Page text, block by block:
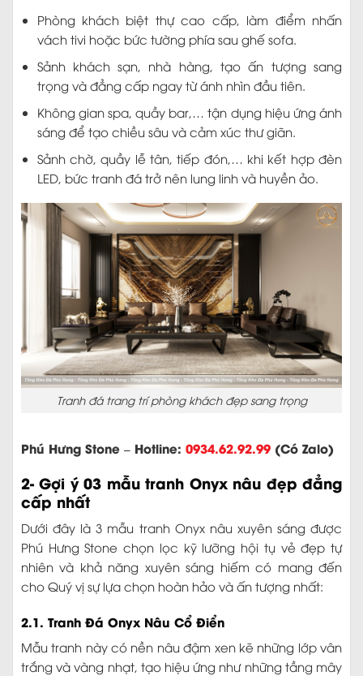
Phòng khách biệt thự cao cấp, làm điểm nhấn
vách tivi hoặc bức tường phía sau ghế sofa.
Sảnh khách sạn, nhà hàng, tạo ấn tượng sang
trọng và đẳng cấp ngay từ ánh nhìn đầu tiên.
Không gian spa, quầy bar,… tận dụng hiệu ứng ánh
sáng để tạo chiều sâu và cảm xúc thư giãn.
Sảnh chờ, quầy lễ tân, tiếp đón,… khi kết hợp đèn
LED, bức tranh đá trở nên lung linh và huyền ảo.
Tranh đá trang trí phòng khách đẹp sang trọng
Phú Hưng Stone – Hotline: 0934.62.92.99 (Có Zalo)
2- Gợi ý 03 mẫu tranh Onyx nâu đẹp đẳng
cấp nhất
Dưới đây là 3 mẫu tranh Onyx nâu xuyên sáng được
Phú Hưng Stone chọn lọc kỹ lưỡng hội tụ vẻ đẹp tự
nhiên và khả năng xuyên sáng hiếm có mang đến
cho Quý vị sự lựa chọn hoàn hảo và ấn tượng nhất:
2.1. Tranh Đá Onyx Nâu Cổ Điển
Mẫu tranh này có nền nâu đậm xen kẽ những lớp vân
trắng và vàng nhạt, tạo hiệu ứng như những tầng mây